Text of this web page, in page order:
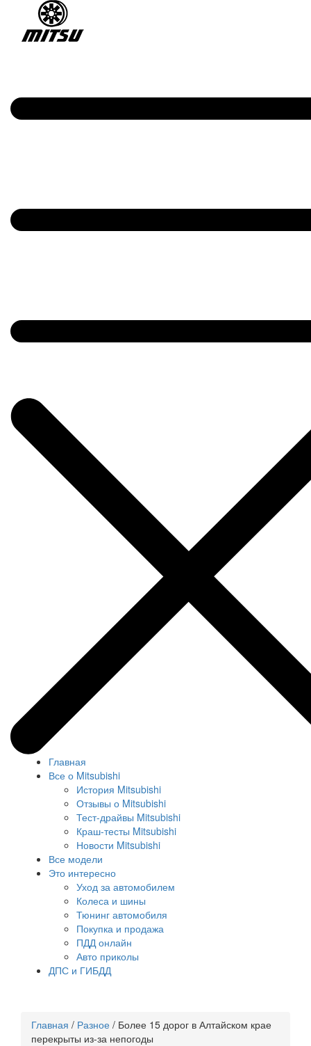
Главная
Все о Mitsubishi
История Mitsubishi
Отзывы о Mitsubishi
Тест-драйвы Mitsubishi
Краш-тесты Mitsubishi
Новости Mitsubishi
Все модели
Это интересно
Уход за автомобилем
Колеса и шины
Тюнинг автомобиля
Покупка и продажа
ПДД онлайн
Авто приколы
ДПС и ГИБДД
Главная / Разное / Более 15 дорог в Алтайском крае
перекрыты из-за непогоды